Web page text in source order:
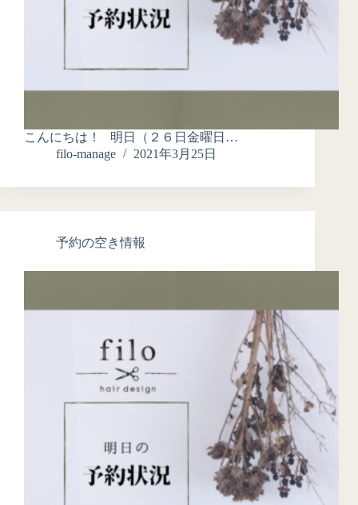
こんにちは！ 明日（２６日金曜日…
filo-manage
2021年3月25日
予約の空き情報